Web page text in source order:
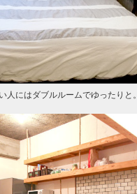
人にはダブルルームでゆったりと。